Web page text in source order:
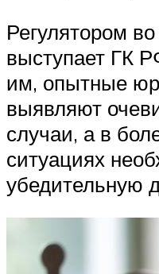
Регулятором
выступает ГК
им, опытные
выявляют
случаи, а в
ситуациях
убедительную